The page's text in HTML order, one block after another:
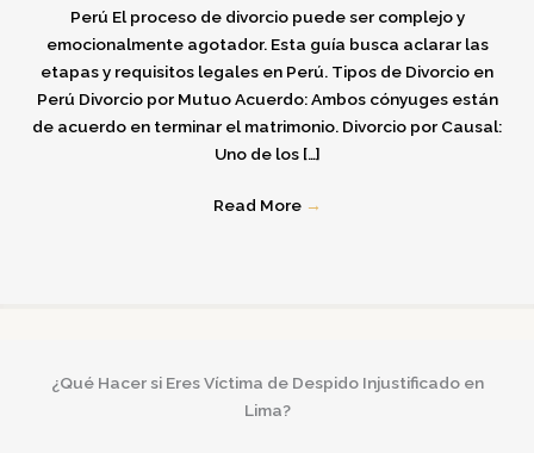
Perú El proceso de divorcio puede ser complejo y
emocionalmente agotador. Esta guía busca aclarar las
etapas y requisitos legales en Perú.​ Tipos de Divorcio en
Perú Divorcio por Mutuo Acuerdo: Ambos cónyuges están
de acuerdo en terminar el matrimonio. Divorcio por Causal:
Uno de los […]
Read More →
¿Qué Hacer si Eres Víctima de Despido Injustificado en
Lima?